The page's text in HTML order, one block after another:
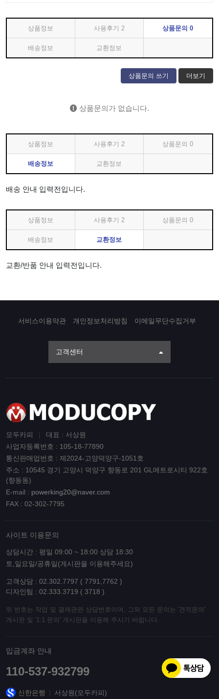
상품정보 사용후기 2 상품문의0
배송정보 교환정보
상품문의 쓰기 더보기
상품문의가 없습니다.
상품정보 사용후기 2 상품문의0
배송정보 교환정보
배송 안내 입력전입니다.
상품정보 사용후기 2 상품문의0
배송정보 교환정보
교환/반품 안내 입력전입니다.
서비스이용약관 개인정보처리방침 이메일무단수집거부
고객센터
모두카피
대표 : 서상원
사업자등록번호 : 105-18-77890
통신판매업번호 : 제2024-고양덕양구-1051호
주소 : 10545 경기 고양시 덕양구 향동로 201 GL메트로시티 922호
(향동동)
E-mail : powerking20@naver.com
FAX : 02-302-7795
사이트 이용문의
상담시간 : 평일 09:00 ~ 18:00 상담 18:30
토,일요일/공휴일(게시판을 이용해주세요)
고객상담 : 02.302.7797 ( 7791,7762 )
디자인팀 : 02.333.3719 ( 3718 )
위 번호는 작업 및 결제관련 상담번호이며, 그외 모든 문의는 '견적문의'
게시판 및 '1:1 문의' 게시판을 이용해 주시기 바랍니다.
입금계좌 안내
110-537-932799
신한은행 서상원(모두카피)